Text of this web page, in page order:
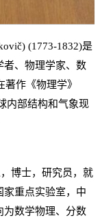
(1773-1832)是
者、物理学家、数
作《物理学》
内部结构和气象现
博士，研究员，就
家重点实验室，中
为数学物理、分数